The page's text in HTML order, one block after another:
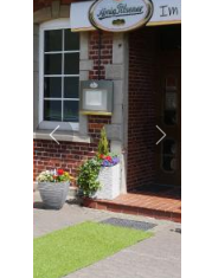
Zurück